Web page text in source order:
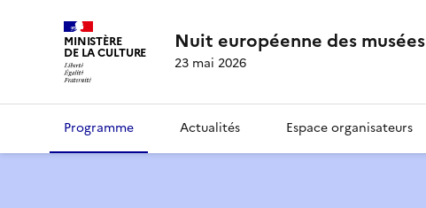
MINISTÈRE
DE LA CULTURE Nuit européenne des musées
23 mai 2026
Programme Actualités Espace organisateurs